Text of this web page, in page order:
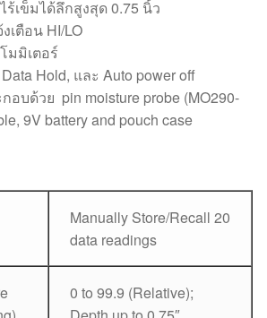
เข็มได้ลึกสูงสุด 0.75 นิ้ว
เตือน HI/LO
มมิเตอร์
Hold, และ Auto power off
อบด้วย pin moisture probe (MO290-
9V battery and pouch case
Manually Store/Recall 20
data readings
0 to 99.9 (Relative);